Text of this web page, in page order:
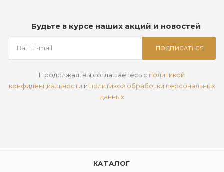
Будьте в курсе наших акций и новостей
ПОДПИСАТЬСЯ
Продолжая, вы соглашаетесь с политикой
конфиденциальности и политикой обработки персональных
данных
КАТАЛОГ